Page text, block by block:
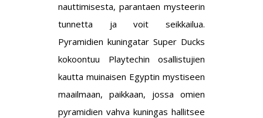
nauttimisesta, parantaen mysteerin
tunnetta ja voit seikkailua.
Pyramidien kuningatar Super Ducks
kokoontuu Playtechin osallistujien
kautta muinaisen Egyptin mystiseen
maailmaan, paikkaan, jossa omien
pyramidien vahva kuningas hallitsee